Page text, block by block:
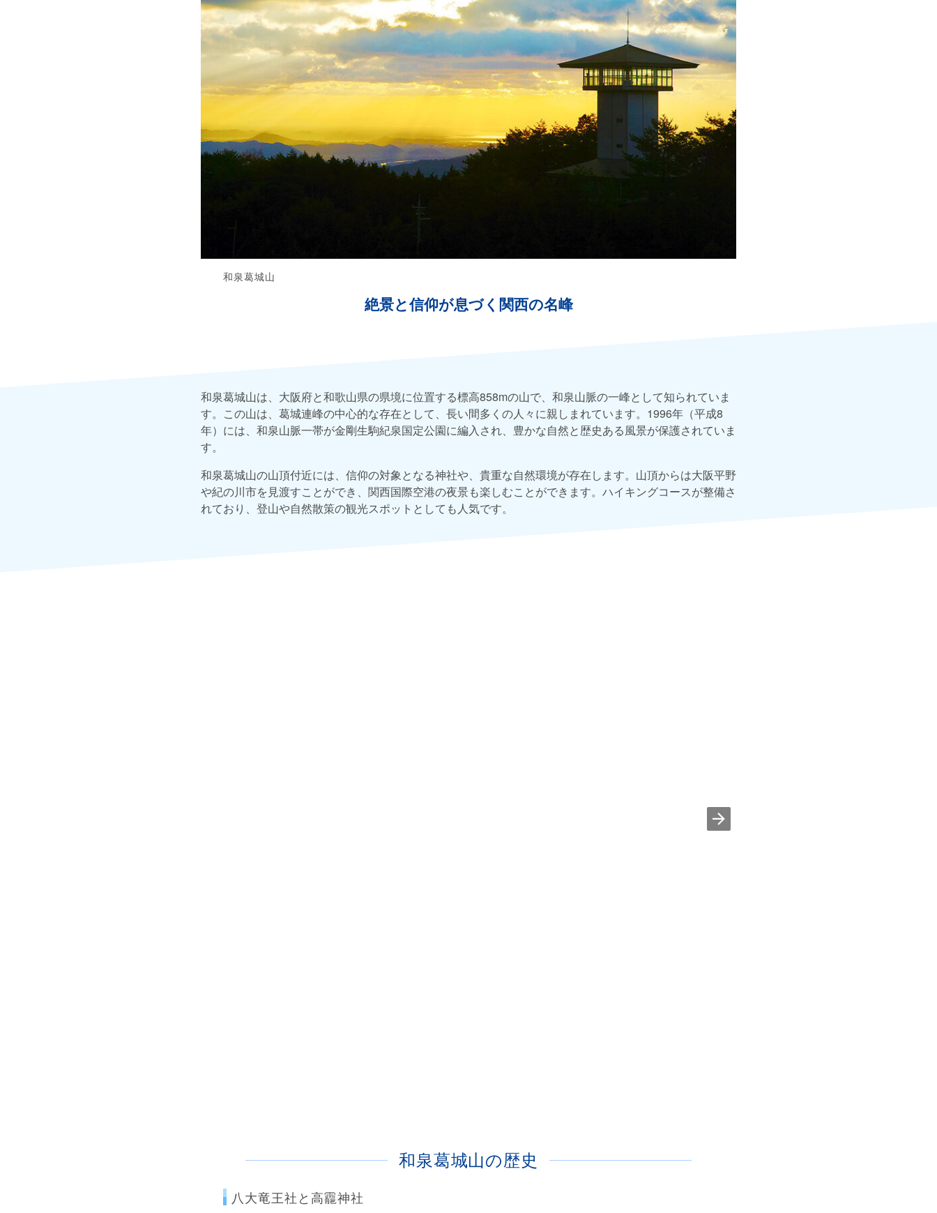
和泉葛城山
絶景と信仰が息づく関西の名峰
和泉葛城山は、大阪府と和歌山県の県境に位置する標高858mの山で、和泉山脈の一峰として知られていま
す。この山は、葛城連峰の中心的な存在として、長い間多くの人々に親しまれています。1996年（平成8
年）には、和泉山脈一帯が金剛生駒紀泉国定公園に編入され、豊かな自然と歴史ある風景が保護されていま
す。
和泉葛城山の山頂付近には、信仰の対象となる神社や、貴重な自然環境が存在します。山頂からは大阪平野
や紀の川市を見渡すことができ、関西国際空港の夜景も楽しむことができます。ハイキングコースが整備さ
れており、登山や自然散策の観光スポットとしても人気です。
和泉葛城山の歴史
八大竜王社と高龗神社